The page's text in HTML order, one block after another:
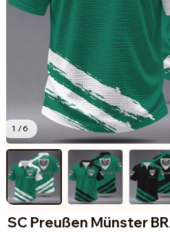
1 / 6
SC Preußen Münster